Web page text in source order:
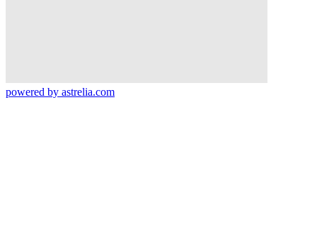
powered by astrelia.com